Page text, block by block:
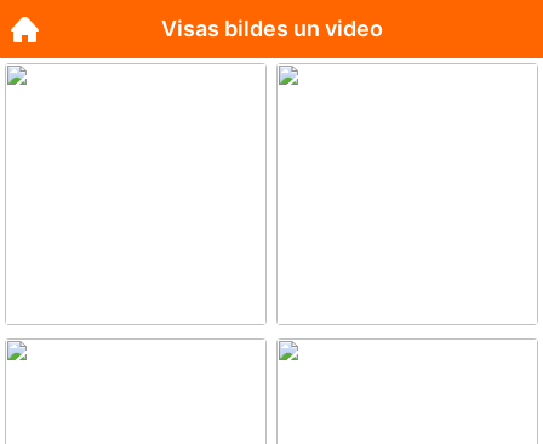
Visas bildes un video